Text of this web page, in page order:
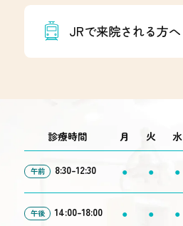
JRで来院される方へ
診療時間 月 火 水
午前 8:30-12:30 ● ● ●
午後 14:00-18:00 ● ● ●